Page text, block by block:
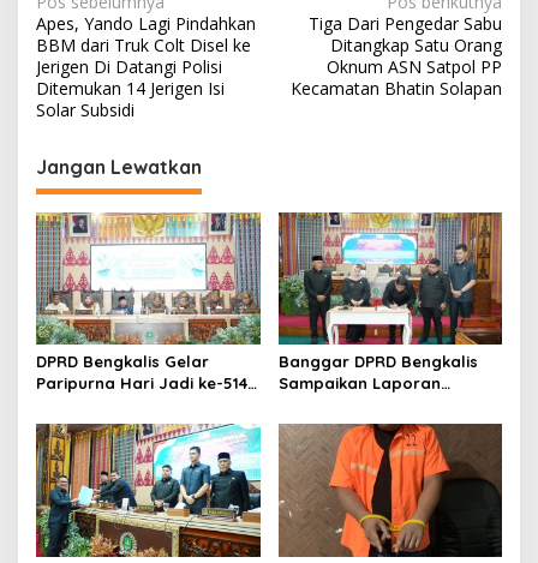
a
v
i
a
s
i
p
o
s
Apes, Yando Lagi Pindahkan
BBM dari Truk Colt Disel ke
Jerigen Di Datangi Polisi
Ditemukan 14 Jerigen Isi
Solar Subsidi
Tiga Dari Pengedar Sabu
Ditangkap Satu Orang
Oknum ASN Satpol PP
Kecamatan Bhatin Solapan
Jangan Lewatkan
DPRD Bengkalis Gelar
Paripurna Hari Jadi ke-514
Semangat Membangun
Negeri Junjungan.
Banggar DPRD Bengkalis
Sampaikan Laporan
Pertanggungjawaban
Pelaksanaan APBD Tahun
Anggaran 2025